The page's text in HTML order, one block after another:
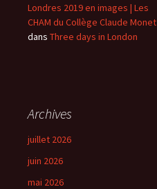
Londres 2019 en images | Les
CHAM du Collège Claude Monet
dans Three days in London
Archives
juillet 2026
juin 2026
mai 2026